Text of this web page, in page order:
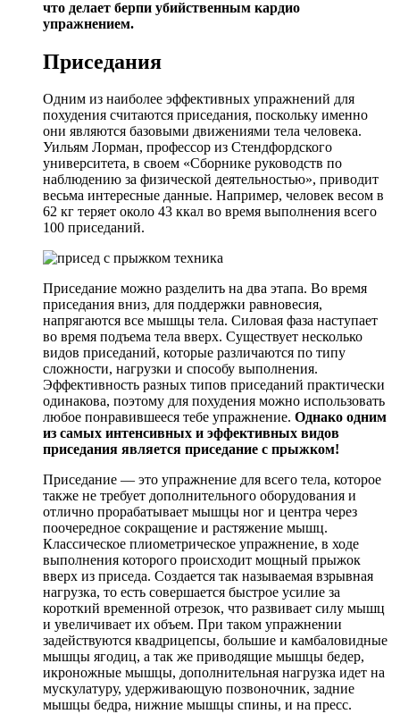
что делает берпи убийственным кардио
упражнением.
Приседания
Одним из наиболее эффективных упражнений для
похудения считаются приседания, поскольку именно
они являются базовыми движениями тела человека.
Уильям Лорман, профессор из Стендфордского
университета, в своем «Сборнике руководств по
наблюдению за физической деятельностью», приводит
весьма интересные данные. Например, человек весом в
62 кг теряет около 43 ккал во время выполнения всего
100 приседаний.
Приседание можно разделить на два этапа. Во время
приседания вниз, для поддержки равновесия,
напрягаются все мышцы тела. Силовая фаза наступает
во время подъема тела вверх. Существует несколько
видов приседаний, которые различаются по типу
сложности, нагрузки и способу выполнения.
Эффективность разных типов приседаний практически
одинакова, поэтому для похудения можно использовать
любое понравившееся тебе упражнение. Однако одним
из самых интенсивных и эффективных видов
приседания является приседание с прыжком!
Приседание — это упражнение для всего тела, которое
также не требует дополнительного оборудования и
отлично прорабатывает мышцы ног и центра через
поочередное сокращение и растяжение мышц.
Классическое плиометрическое упражнение, в ходе
выполнения которого происходит мощный прыжок
вверх из приседа. Создается так называемая взрывная
нагрузка, то есть совершается быстрое усилие за
короткий временной отрезок, что развивает силу мышц
и увеличивает их объем. При таком упражнении
задействуются квадрицепсы, большие и камбаловидные
мышцы ягодиц, а так же приводящие мышцы бедер,
икроножные мышцы, дополнительная нагрузка идет на
мускулатуру, удерживающую позвоночник, задние
мышцы бедра, нижние мышцы спины, и на пресс.